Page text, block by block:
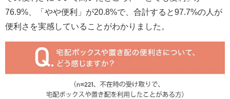
76.9%、「やや便利」が20.8%で、合計すると97.7%の人が
便利さを実感していることがわかりました。